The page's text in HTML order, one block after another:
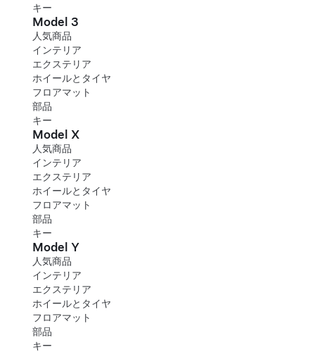
キー
Model 3
人気商品
インテリア
エクステリア
ホイールとタイヤ
フロアマット
部品
キー
Model X
人気商品
インテリア
エクステリア
ホイールとタイヤ
フロアマット
部品
キー
Model Y
人気商品
インテリア
エクステリア
ホイールとタイヤ
フロアマット
部品
キー